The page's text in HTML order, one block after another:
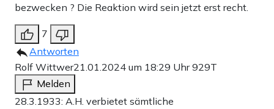
bezwecken ? Die Reaktion wird sein jetzt erst recht.
7
Antworten
Rolf Wittwer21.01.2024 um 18:29 Uhr929T
Melden
28.3.1933: A.H. verbietet sämtliche